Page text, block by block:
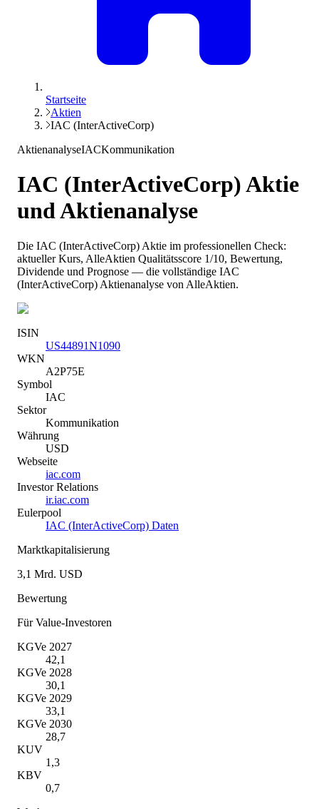
Startseite
Aktien
IAC (InterActiveCorp)
AktienanalyseIACKommunikation
IAC (InterActiveCorp)Aktie
und Aktienanalyse
Die IAC (InterActiveCorp) Aktie im professionellen Check:
aktueller Kurs, AlleAktien Qualitätsscore 1/10, Bewertung,
Dividende und Prognose — die vollständige IAC
(InterActiveCorp) Aktienanalyse von AlleAktien.
ISIN
US44891N1090
WKN
A2P75E
Symbol
IAC
Sektor
Kommunikation
Währung
USD
Webseite
iac.com
Investor Relations
ir.iac.com
Eulerpool
IAC (InterActiveCorp) Daten
Marktkapitalisierung
3,1 Mrd. USD
Bewertung
Für Value-Investoren
KGVe 2027
42,1
KGVe 2028
30,1
KGVe 2029
33,1
KGVe 2030
28,7
KUV
1,3
KBV
0,7